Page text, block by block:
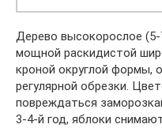
Дерево высокорослое
мощной раскидистой
кроной округлой формы,
регулярной обрезки.
повреждаться
3-4-й год, яблоки